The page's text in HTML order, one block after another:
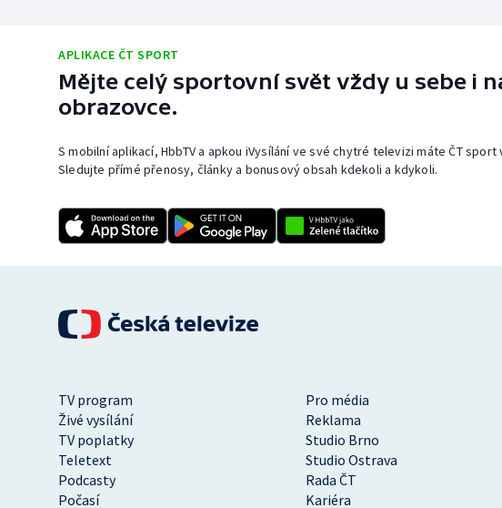
APLIKACE ČT SPORT
Mějte celý sportovní svět vždy u sebe i
obrazovce.
S mobilní aplikací, HbbTV a apkou iVysílání ve své chytré televizi máte ČT sport
Sledujte přímé přenosy, články a bonusový obsah kdekoli a kdykoli.
TV program
Pro média
Živé vysílání
Reklama
TV poplatky
Studio Brno
Teletext
Studio Ostrava
Podcasty
Rada ČT
Počasí
Kariéra